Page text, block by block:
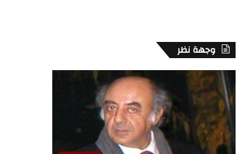
وجهة نظر